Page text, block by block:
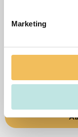
Marketing
Meld je nu aan voor